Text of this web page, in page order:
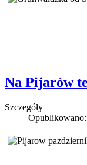
Na Pijarów
Szczegóły